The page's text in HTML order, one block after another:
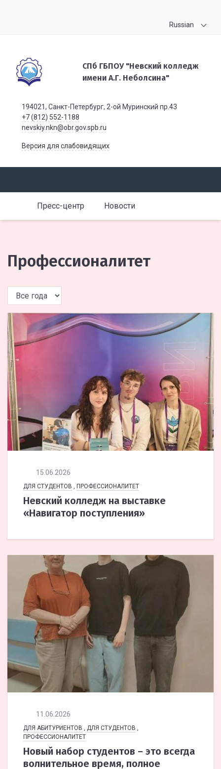
Russian
СПб ГБПОУ "Невский колледж
имени А.Г. Неболсина"
194021, Санкт-Петербург, 2-ой Муринский пр.43
+7 (812) 552-1188
nevskiy.nkn@obr.gov.spb.ru
Версия для слабовидящих
Пресс-центр Новости
Профессионалитет
15.06.2026
ДЛЯ СТУДЕНТОВ ПРОФЕССИОНАЛИТЕТ
Невский колледж на выставке
«Навигатор поступления»
11.06.2026
ДЛЯ АБИТУРИЕНТОВ , ДЛЯ СТУДЕНТОВ ,
ПРОФЕССИОНАЛИТЕТ
Новый набор студентов – это всегда
волнительное время, полное